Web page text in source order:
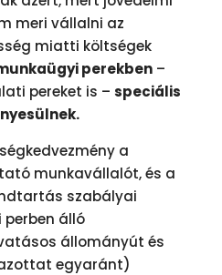
meri vállalni az
miatti költségek
perekben–
pereket is – speciális
a
munkavállalót, és a
szabályai
álló
állományút és
egyaránt)